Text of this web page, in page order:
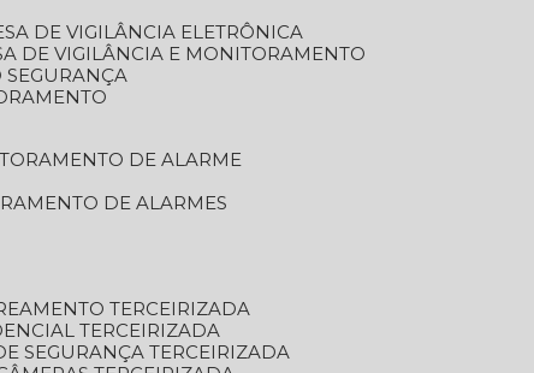
DE VIGILÂNCIA ELETRÔNICA
DE VIGILÂNCIA E MONITORAMENTO
SEGURANÇA
DE ALARME
DE ALARMES
TERCEIRIZADA
TERCEIRIZADA
SEGURANÇA TERCEIRIZADA